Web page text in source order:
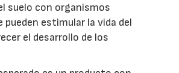
suelo con organismos
pueden estimular la vida del
el desarrollo de los